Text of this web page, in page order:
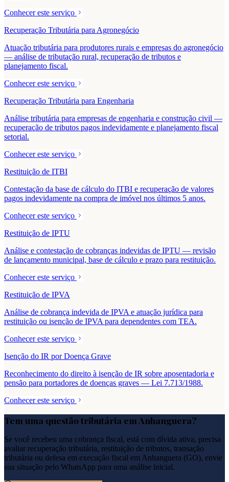
Conhecer este serviço
Recuperação Tributária para Agronegócio
Atuação tributária para produtores rurais e empresas do agronegócio
— análise de tributação rural, recuperação de tributos e
planejamento fiscal.
Conhecer este serviço
Recuperação Tributária para Engenharia
Análise tributária para empresas de engenharia e construção civil —
recuperação de tributos pagos indevidamente e planejamento fiscal
setorial.
Conhecer este serviço
Restituição de ITBI
Contestação da base de cálculo do ITBI e recuperação de valores
pagos indevidamente na compra de imóvel nos últimos 5 anos.
Conhecer este serviço
Restituição de IPTU
Análise e contestação de cobranças indevidas de IPTU — revisão
de lançamento municipal, base de cálculo e prazo para restituição.
Conhecer este serviço
Restituição de IPVA
Análise de cobrança indevida de IPVA e atuação jurídica para
restituição ou isenção de IPVA para dependentes com TEA.
Conhecer este serviço
Isenção do IR por Doença Grave
Reconhecimento do direito à isenção de IR sobre aposentadoria e
pensão para portadores de doenças graves — Lei 7.713/1988.
Conhecer este serviço
Tem uma questão tributária em Anhanguera?
Se você recebeu uma cobrança fiscal, está com dívida ativa, precisa
avaliar recuperação tributária, restituição de tributos, transação
tributária ou defesa em execução fiscal em Anhanguera (GO), envie
sua situação pelo WhatsApp para uma análise inicial.